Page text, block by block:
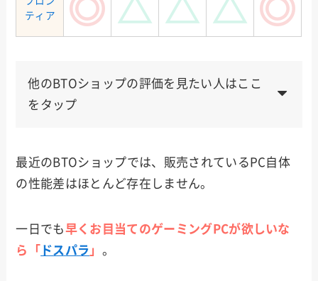
ティア
他のBTOショップの評価を見たい人はここ
をタップ
カー
値段
速度
ート
勝手
マー
向け
最近のBTOショップでは、販売されているPC自体
の性能差はほとんど存在しません。
一日でも早くお目当てのゲーミングPCが欲しいな
ら「
ドスパラ 」 。